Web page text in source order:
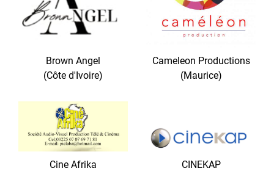
Brown Angel
(Côte d'Ivoire)
Cameleon Productions
(Maurice)
Cine Afrika
CINEKAP